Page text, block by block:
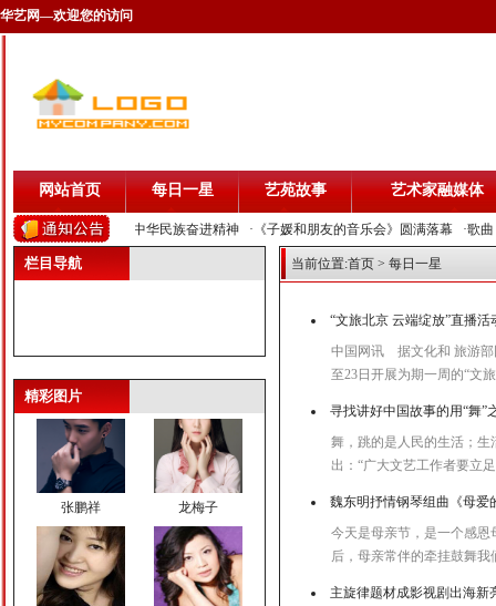
华艺网—欢迎您的访问
网站首页 每日一星 艺苑故事 艺术家融媒体
祖国壮丽山河 展现中华民族奋进精神 ·《子媛和朋友的音乐会》圆满落幕 ·歌曲
栏目导航
精彩图片
曹驰 叶翀
张鹏祥 龙梅子
当前位置:首页 > 每日一星
“文旅北京 云端绽放”直播活
中国网讯 据文化和 旅游部
至23日开展为期一周的“文
寻找讲好中国故事的用“舞”
舞，跳的是人民的生活；
出：“广大文艺工作者要立
魏东明抒情钢琴组曲《母爱
今天是母亲节，是一个感
后，母亲常伴的牵挂鼓舞
主旋律题材成影视剧出海新